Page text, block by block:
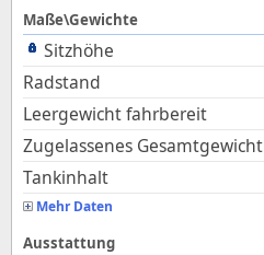
Maße\Gewichte
Sitzhöhe
Radstand
Leergewicht fahrbereit
Zugelassenes Gesamtgewicht
Tankinhalt
Mehr Daten
Ausstattung